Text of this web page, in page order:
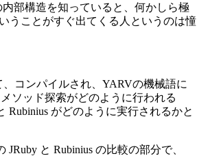
内部構造を知っていると、何かしら極
うことがすぐ出てくる人というのは憧
コンパイルされ、YARVの機械語に
ソッド探索がどのように行われる
Rubinius がどのように実行されるかと
と Rubinius の比較の部分で、